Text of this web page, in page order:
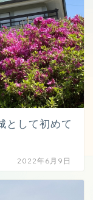
として初めて
2022年6月9日